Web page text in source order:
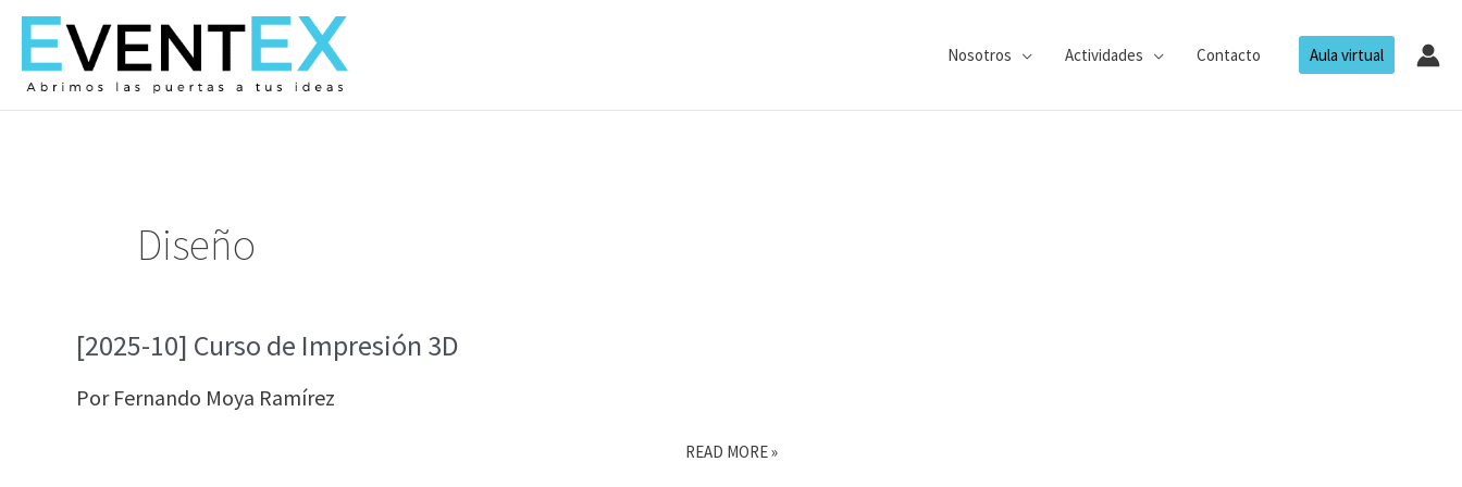
contenido
Nosotros Actividades Contacto Aula virtual
Diseño
[2025-10] Curso de Impresión 3D
Por Fernando Moya Ramírez
[2025-
READ MORE »